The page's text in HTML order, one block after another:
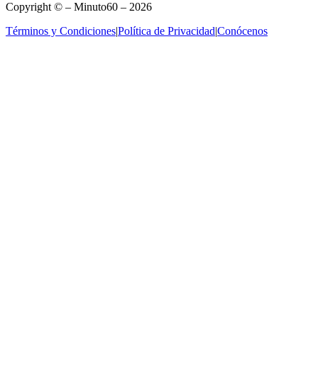
Copyright © – Minuto60 – 2026
Términos y Condiciones|Política de Privacidad|Conócenos